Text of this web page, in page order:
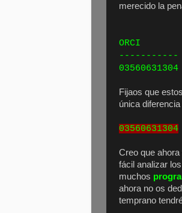
merecido la
ORCI
Fijaos que
única
03560631304
Creo que
fácil analizar
muchos
ahora no os
temprano